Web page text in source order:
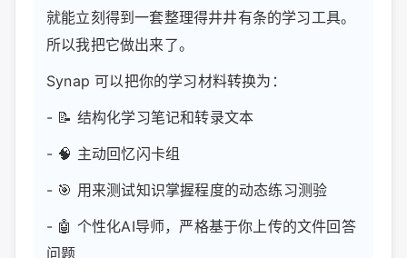
就能立刻得到一套整理得井井有条的学习工具。
所以我把它做出来了。
Synap 可以把你的学习材料转换为：
- 📝 结构化学习笔记和转录文本
- 🧠 主动回忆闪卡组
- 🎯 用来测试知识掌握程度的动态练习测验
- 🤖 个性化AI导师，严格基于你上传的文件回答
问题